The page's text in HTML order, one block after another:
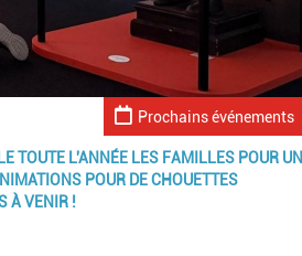
Prochains événements
TOUTE L'ANNÉE LES FAMILLES POUR UN
POUR DE CHOUETTES
À VENIR !